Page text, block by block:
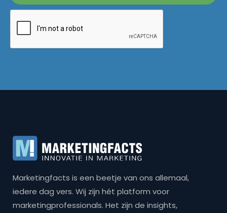
Marketingfacts is een beetje van ons allemaal,
iedere dag vers. Wij zijn hét platform voor
marketingprofessionals. Het zijn de insights,